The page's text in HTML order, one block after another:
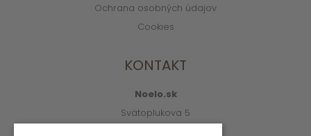
Ochrana osobných údajov
Cookies
KONTAKT
Noelo.sk
Svätoplukova 5